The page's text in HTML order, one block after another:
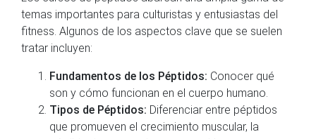
temas importantes para culturistas y entusiastas del
fitness. Algunos de los aspectos clave que se suelen
tratar incluyen:
Fundamentos de los Péptidos: Conocer qué
son y cómo funcionan en el cuerpo humano.
Tipos de Péptidos: Diferenciar entre péptidos
que promueven el crecimiento muscular, la